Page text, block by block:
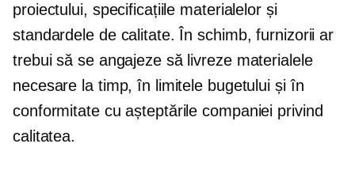
proiectului, specificațiile materialelor și
standardele de calitate. În schimb, furnizorii ar
trebui să se angajeze să livreze materialele
necesare la timp, în limitele bugetului și în
conformitate cu așteptările companiei privind
calitatea.